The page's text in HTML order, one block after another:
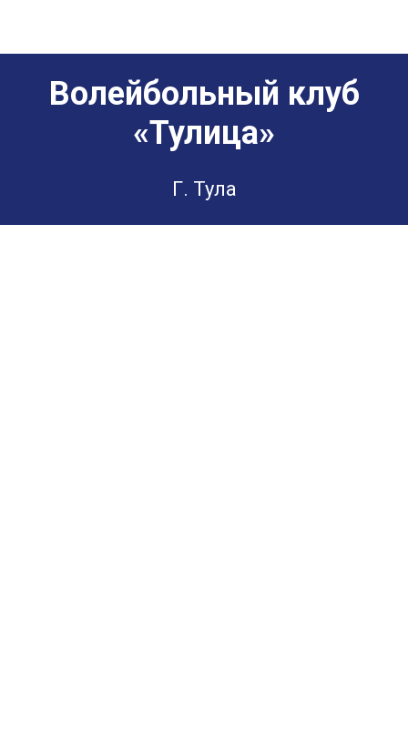
Волейбольный клуб
«Тулица»
Г. Тула